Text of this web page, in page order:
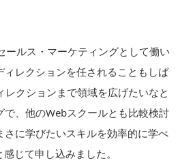
ールス・マーケティングとして働い
ィレクションを任されることもしば
レクションまで領域を広げたいなと
で、他のWebスクールとも比較検討
さに学びたいスキルを効率的に学べ
じて申し込みました。